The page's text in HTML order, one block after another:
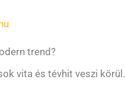
trend?
vita és tévhit veszi körül.